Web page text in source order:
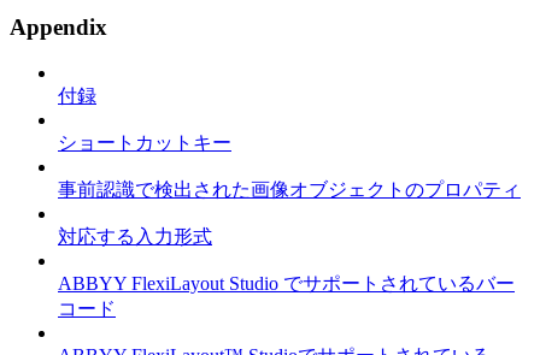
Appendix
付録
ショートカットキー
事前認識で検出された画像オブジェクトのプロパティ
対応する入力形式
ABBYY FlexiLayout Studio でサポートされているバー
コード